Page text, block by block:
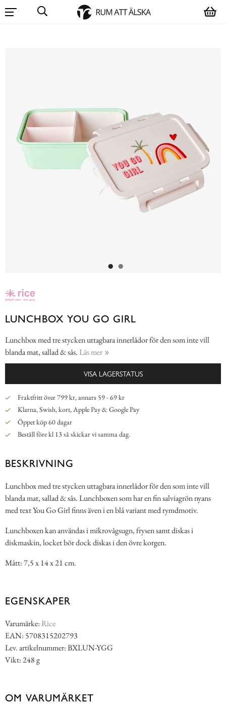
LUNCHBOX YOU GO GIRL
Lunchbox med tre stycken uttagbara innerlådor för den som inte vill
blanda mat, sallad & sås. Läs mer
VISA LAGERSTATUS
Fraktfritt över 799 kr, annars 59 - 69 kr
Klarna, Swish, kort, Apple Pay & Google Pay
Öppet köp 60 dagar
Beställ före kl 13 så skickar vi samma dag.
BESKRIVNING
Lunchbox med tre stycken uttagbara innerlådor för den som inte vill
blanda mat, sallad & sås. Lunchboxen som har en fin salviagrön nyans
med text You Go Girl finns även i en blå variant med rymdmotiv.
Lunchboxen kan användas i mikrovågsugn, frysen samt diskas i
diskmaskin, locket bör dock diskas i den övre korgen.
Mått: 7,5 x 14 x 21 cm.
EGENSKAPER
Varumärke: Rice
EAN: 5708315202793
Lev. artikelnummer: BXLUN-YGG
Vikt: 248 g
OM VARUMÄRKET